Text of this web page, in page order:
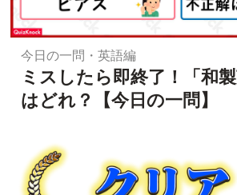
今日の一問・英語編
ミスしたら即終了！「和
はどれ？【今日の一問】